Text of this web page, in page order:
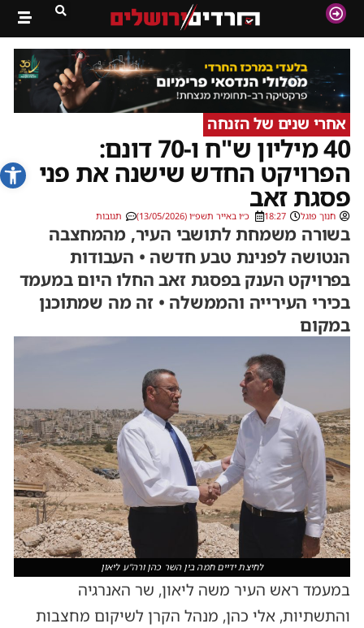
פתח
אחרי שנים של הזנחה
40 מיליון ש"ח ו-70 דונם:
הפרויקט החדש שישנה את פני
פסגת זאב
חנוך פוגל 18:27 כ״ו באייר תשפ״ו (13/05/2026) תגובות
בשורה משמחת לתושבי העיר, מהמחצבה
הנטושה לפנינת טבע חדשה • העבודות
בפרויקט הענק בפסגת זאב החלו היום במעמד
בכירי העירייה והממשלה • זה מה שמתוכנן
במקום
לחיצת ידיים חמה בין השר כהן ורה"ע ליאון
במעמד ראש העיר משה ליאון, שר האנרגיה
והתשתיות, אלי כהן, מנהל הקרן לשיקום מחצבות